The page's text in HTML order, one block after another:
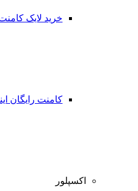
خرید لایک
کامنت رایگان
اکسپلور